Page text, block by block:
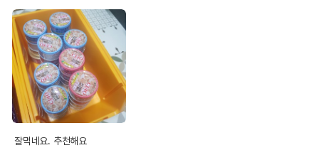
잘먹네요. 추천해요